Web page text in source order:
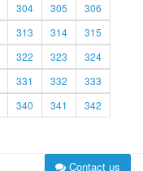
304 305
306
313 314
315
322 323
324
331 332
333
340 341
342
Contact us